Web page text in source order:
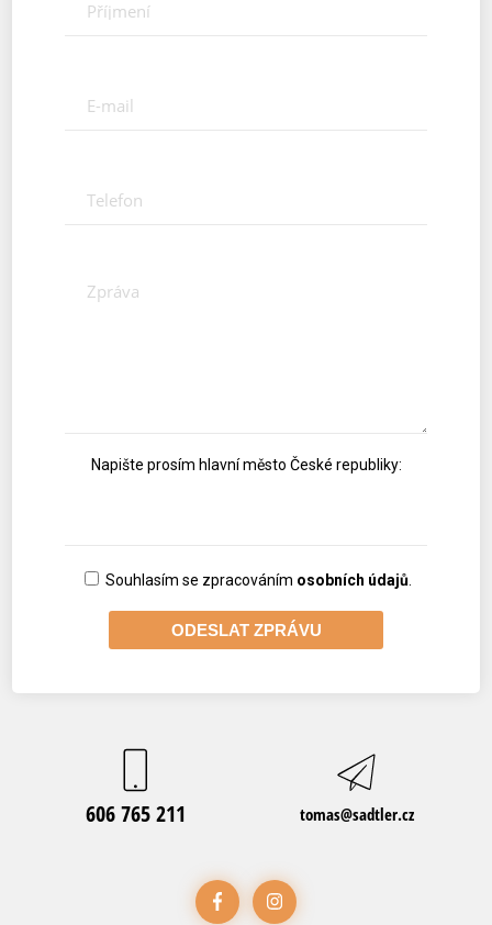
Napište prosím hlavní město České republiky:
Souhlasím se zpracováním osobních údajů.
606 765 211 tomas@sadtler.cz